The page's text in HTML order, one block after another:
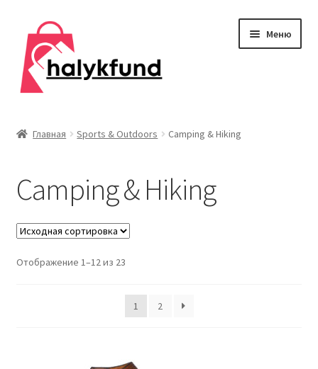
Перейти
навигации
Перейти
содержимому
Меню
О нас
Контакты
Дом и сад
Главная Sports & Outdoors Camping & Hiking
Camping & Hiking
Отображение 1–12 из 23
1 2